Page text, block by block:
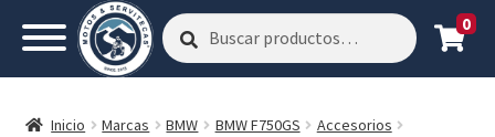
Buscar
por:
Buscar 0
Inicio Marcas BMW BMW F750GS
Accesorios